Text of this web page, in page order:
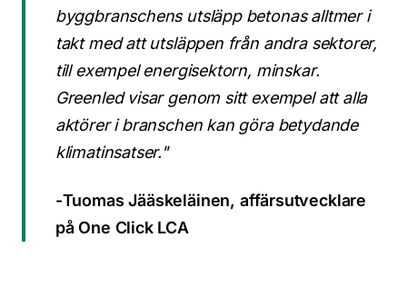
byggbranschens utsläpp betonas alltmer i
takt med att utsläppen från andra sektorer,
till exempel energisektorn, minskar.
Greenled visar genom sitt exempel att alla
aktörer i branschen kan göra betydande
klimatinsatser."
-Tuomas Jääskeläinen, affärsutvecklare
på One Click LCA